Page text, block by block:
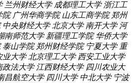
兰州财经大学 成都理工大学 浙江工
院 广州华商学院 山东工商学院 郑州
中央财经大学 北京大学 南开大学 河
南师范大学 新疆理工学院 华侨大学
泰山学院 郑州财经学院 宁夏大学 重
业大学 北京理工大学 西安工业大学
政法大学 江西财经大学 四川农业大
昌航空大学 四川大学 中北大学 宁波